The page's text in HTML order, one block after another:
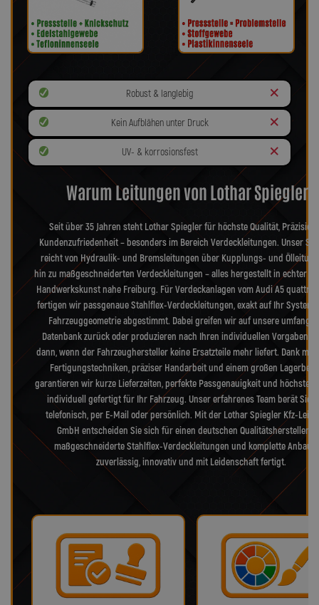
Robust & langlebig
Kein Aufblähen unter Druck
UV- & korrosionsfest
Warum Leitungen von Lothar Spiegler?
Seit über 35 Jahren steht Lothar Spiegler für höchste Qualität, Präzision
Kundenzufriedenheit – besonders im Bereich Verdeckleitungen. Unser
reicht von Hydraulik- und Bremsleitungen über Kupplungs- und
hin zu maßgeschneiderten Verdeckleitungen – alles hergestellt in echter
Handwerkskunst nahe Freiburg. Für Verdeckanlagen vom Audi A5 quattro
fertigen wir passgenaue Stahlflex-Verdeckleitungen, exakt auf Ihr System
Fahrzeuggeometrie abgestimmt. Dabei greifen wir auf unsere
Datenbank zurück oder produzieren nach Ihren individuellen Vorgaben –
dann, wenn der Fahrzeughersteller keine Ersatzteile mehr liefert. Dank
Fertigungstechniken, präziser Handarbeit und einem großen
garantieren wir kurze Lieferzeiten, perfekte Passgenauigkeit und höchste
individuell gefertigt für Ihr Fahrzeug. Unser erfahrenes Team berät Sie
telefonisch, per E-Mail oder persönlich. Mit der Lothar Spiegler Kfz-
GmbH entscheiden Sie sich für einen deutschen Qualitätshersteller,
maßgeschneiderte Stahlflex-Verdeckleitungen und komplette
zuverlässig, innovativ und mit Leidenschaft fertigt.